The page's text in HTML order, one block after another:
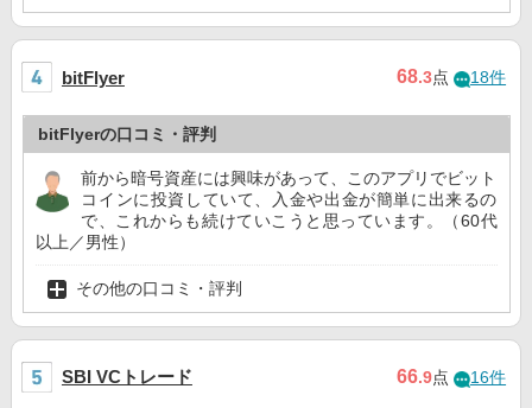
bitFlyer 68.3点 18件
bitFlyerの口コミ・評判
前から暗号資産には興味があって、このアプリでビット
コインに投資していて、入金や出金が簡単に出来るの
で、これからも続けていこうと思っています。（60代
以上／男性）
その他の口コミ・評判
SBI VCトレード 66.9点 16件